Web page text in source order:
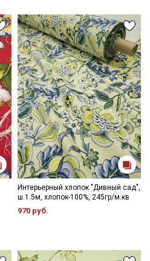
Интерьерный хлопок "Дивный сад",
ш.1.5м, хлопок-100%, 245гр/м.кв
970 руб.